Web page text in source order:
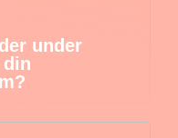
under